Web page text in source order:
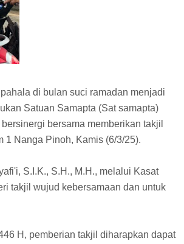
di bulan suci ramadan menjadi
Satuan Samapta (Sat samapta)
bersama memberikan takjil
1 Nanga Pinoh, Kamis (6/3/25).
S.I.K., S.H., M.H., melalui Kasat
takjil wujud kebersamaan dan untuk
H, pemberian takjil diharapkan dapat